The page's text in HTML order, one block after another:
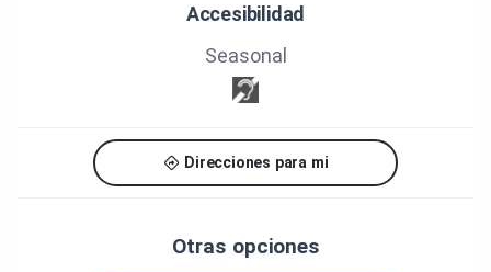
Accesibilidad
Seasonal
Direcciones para mi
Otras opciones